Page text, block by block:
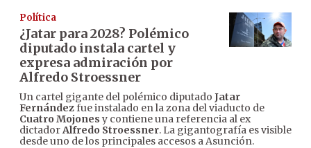
Política
¿Jatar para 2028? Polémico
diputado instala cartel y
expresa admiración por
Alfredo Stroessner
Un cartel gigante del polémico diputado Jatar
Fernándezfue instalado en la zona del viaducto de
Cuatro Mojones y contiene una referencia al ex
dictadorAlfredo Stroessner. La gigantografía es visible
desde uno de los principales accesos a Asunción.